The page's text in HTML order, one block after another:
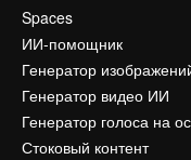
Spaces
ИИ-помощник
Генератор
Генератор видео ИИ
Генератор голоса на
Стоковый контент